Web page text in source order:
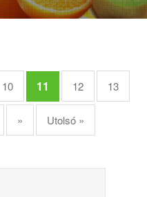
10 11 12 13
» Utolsó »